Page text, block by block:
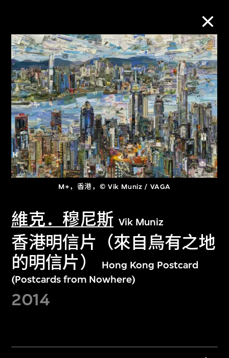
M+，香港，© Vik Muniz / VAGA
維克．穆尼斯 Vik Muniz
香港明信片（來自烏有之地
的明信片）
Hong Kong Postcard
(Postcards from Nowhere)
2014
M+藏品
进一步筛选 搜索
关于M+藏品
探索世界顶级的二十及二十一世纪视觉
文化藏品。